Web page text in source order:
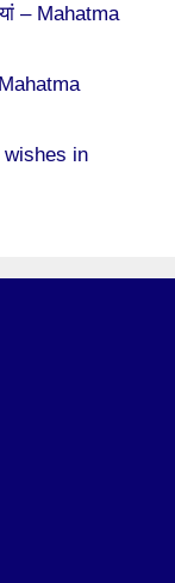
– Mahatma
Mahatma
wishes in